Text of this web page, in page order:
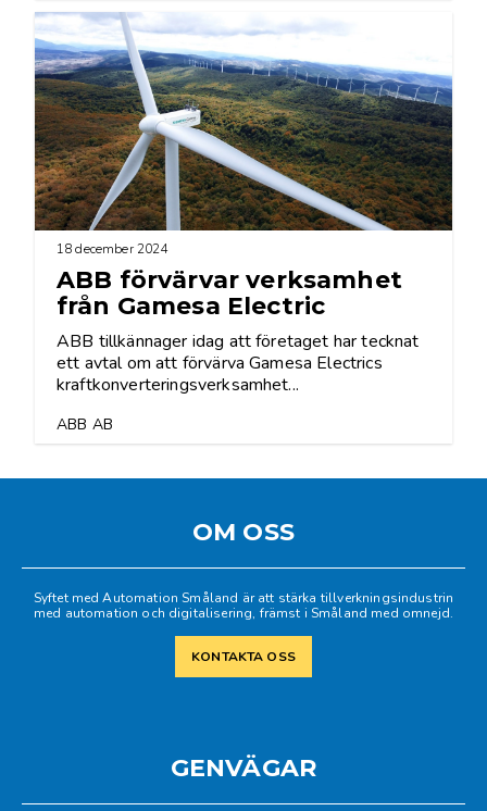
18 december 2024
ABB förvärvar verksamhet
från Gamesa Electric
ABB tillkännager idag att företaget har tecknat
ett avtal om att förvärva Gamesa Electrics
kraftkonverteringsverksamhet...
ABB AB
OM OSS
Syftet med Automation Småland är att stärka tillverkningsindustrin
med automation och digitalisering, främst i Småland med omnejd.
KONTAKTA OSS
GENVÄGAR